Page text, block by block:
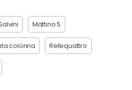
Mattino 5
colonna Retequattro